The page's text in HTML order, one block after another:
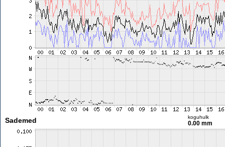
Sademed koguhulk
0.00 mm